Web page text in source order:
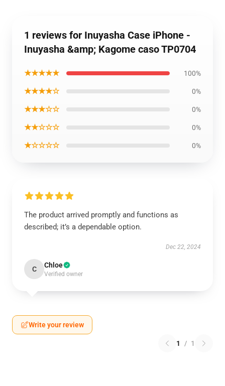
1 reviews for Inuyasha Case iPhone -
Inuyasha &amp; Kagome caso TP0704
★★★★★ 100%
★★★★☆ 0%
★★★☆☆ 0%
★★☆☆☆ 0%
★☆☆☆☆ 0%
The product arrived promptly and functions as
described; it’s a dependable option.
Dec 22, 2024
C Chloe
Verified owner
Write your review
1 / 1